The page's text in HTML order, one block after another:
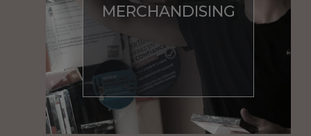
MERCHANDISING